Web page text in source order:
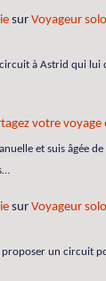
sur Voyageur
à Astrid qui lui
votre
et suis âgée
sur Voyageur
un circuit